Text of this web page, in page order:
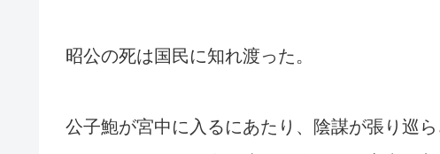
昭公の死は国民に知れ渡った。
公子鮑が宮中に入るにあたり、陰謀が張り巡